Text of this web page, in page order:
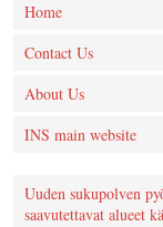
Home
Contact Us
About Us
INS main website
Uuden sukupolven
saavutettavat alueet